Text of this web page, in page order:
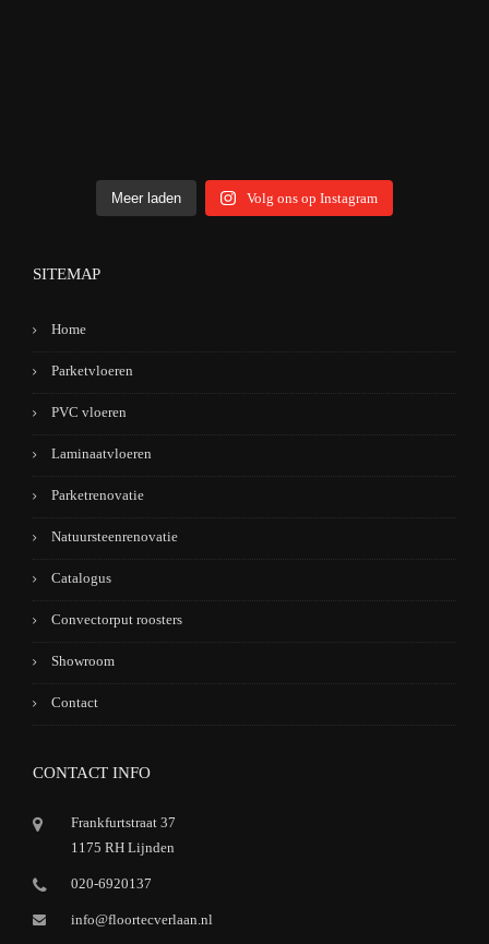
Meer laden Volg ons op Instagram
SITEMAP
Home
Parketvloeren
PVC vloeren
Laminaatvloeren
Parketrenovatie
Natuursteenrenovatie
Catalogus
Convectorput roosters
Showroom
Contact
CONTACT INFO
Frankfurtstraat 37
1175 RH Lijnden
020-6920137
info@floortecverlaan.nl